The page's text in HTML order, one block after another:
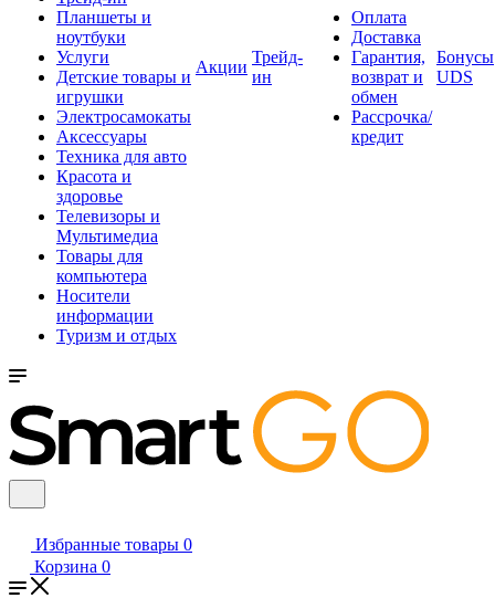
Планшеты и
ноутбуки
Услуги
Детские товары и
игрушки
Электросамокаты
Аксессуары
Техника для авто
Красота и
здоровье
Телевизоры и
Мультимедиа
Товары для
компьютера
Носители
информации
Туризм и отдых
Акции
Трейд-
ин
Оплата
Доставка
Гарантия,
возврат и
обмен
Рассрочка/
кредит
Бонусы
UDS
Избранные товары 0
Корзина 0